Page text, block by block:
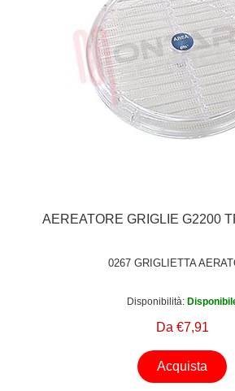
AEREATORE GRIGLIE G2200
0267 GRIGLIETTA
Disponibilità:
Da €7,91
Acquista